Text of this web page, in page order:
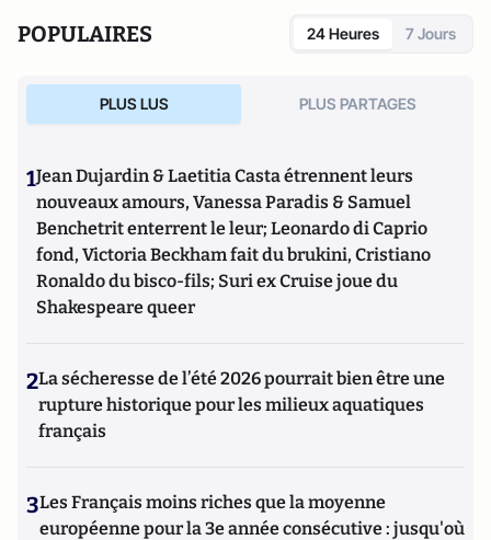
POPULAIRES 24 Heures 7 Jours
PLUS LUS PLUS PARTAGES
1Jean Dujardin & Laetitia Casta étrennent leurs
nouveaux amours, Vanessa Paradis & Samuel
Benchetrit enterrent le leur; Leonardo di Caprio
fond, Victoria Beckham fait du brukini, Cristiano
Ronaldo du bisco-fils; Suri ex Cruise joue du
Shakespeare queer
2La sécheresse de l’été 2026 pourrait bien être une
rupture historique pour les milieux aquatiques
français
3Les Français moins riches que la moyenne
européenne pour la 3e année consécutive : jusqu'où